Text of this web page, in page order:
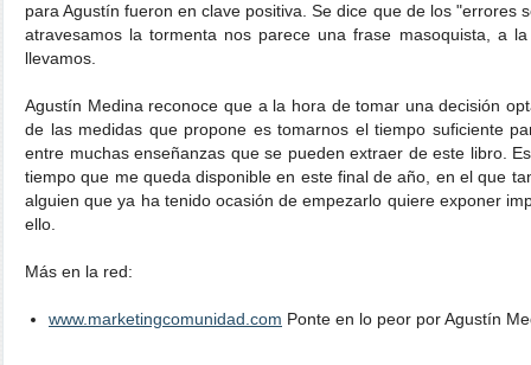
para Agustín fueron en clave positiva. Se dice que de los "errores
atravesamos la tormenta nos parece una frase masoquista, a
llevamos.
Agustín Medina reconoce que a la hora de tomar una decisión
de las medidas que propone es tomarnos el tiempo suficiente
entre muchas enseñanzas que se pueden extraer de este libro.
tiempo que me queda disponible en este final de año, en el que
alguien que ya ha tenido ocasión de empezarlo quiere exponer
ello.
Más en la red:
www.marketingcomunidad.com Ponte en lo peor por Agustín